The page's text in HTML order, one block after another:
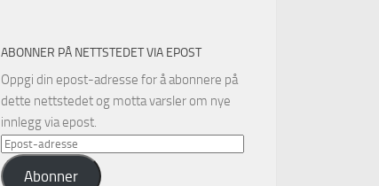
ABONNER PÅ NETTSTEDET VIA EPOST
Oppgi din epost-adresse for å abonnere på
dette nettstedet og motta varsler om nye
innlegg via epost.
Epost-
adresse
Abonner